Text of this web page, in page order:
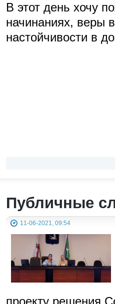
В этот день хочу
начинаниях, веры
настойчивости в
Публичные
11-06-2021, 09:54
проекту решения